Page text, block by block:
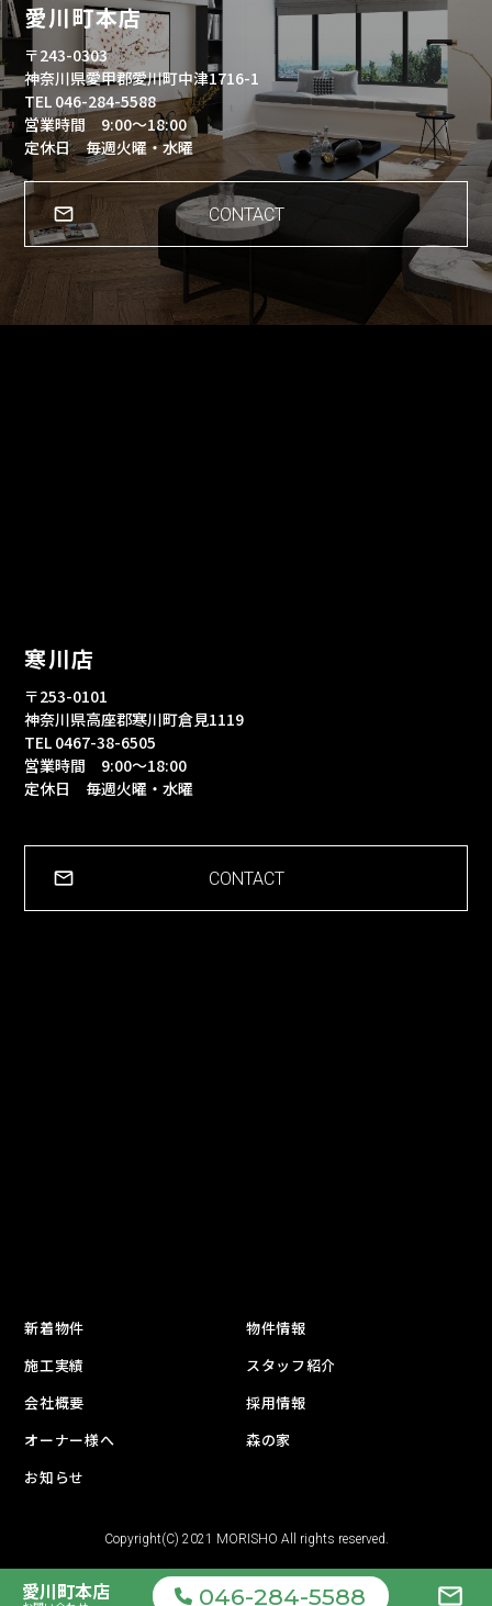
愛川町本店 046-284-5588 mail_outline
愛川町本店
〒243-0303
神奈川県愛甲郡愛川町中津1716-1
TEL 046-284-5588
営業時間 9:00～18:00
定休日 毎週火曜・水曜
CONTACT
寒川店
〒253-0101
神奈川県高座郡寒川町倉見1119
TEL 0467-38-6505
営業時間 9:00～18:00
定休日 毎週火曜・水曜
CONTACT
新着物件
物件情報
施工実績
スタッフ紹介
会社概要
採用情報
オーナー様へ
森の家
お知らせ
Copyright(C) 2021 MORISHO All rights reserved.